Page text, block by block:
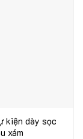
kiện dày sọc
xám